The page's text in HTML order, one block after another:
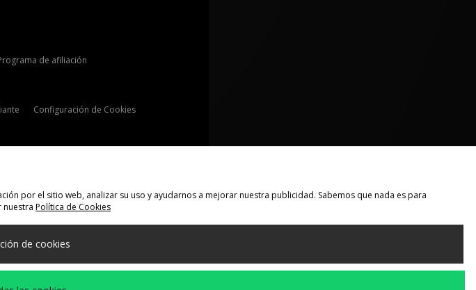
de afiliación
Configuración de Cookies
por el sitio web, analizar su uso y ayudarnos a mejorar nuestra publicidad. Sabemos que nada es para
nuestra Política de Cookies
de cookies